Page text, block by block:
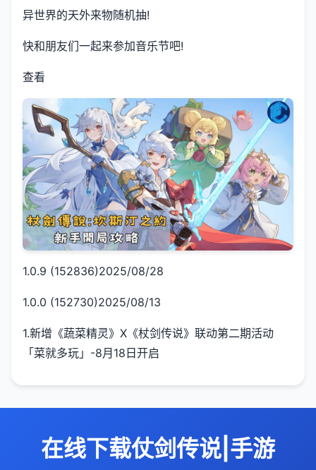
异世界的天外来物随机抽!
快和朋友们一起来参加音乐节吧!
查看
1.0.9 (152836)2025/08/28
1.0.0 (152730)2025/08/13
1.新增《蔬菜精灵》X《杖剑传说》联动第二期活动
「菜就多玩」-8月18日开启
在线下载仗剑传说|手游